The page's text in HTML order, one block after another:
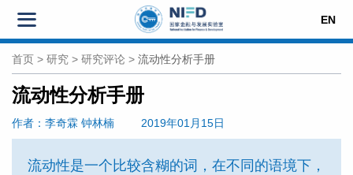
EN
首页 > 研究 > 研究评论 > 流动性分析手册
流动性分析手册
作者 ：李奇霖 钟林楠 2019年01月15日
流动性是一个比较含糊的词，在不同的语境下，